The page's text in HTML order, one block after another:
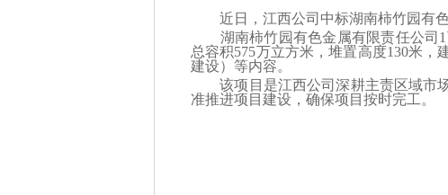
近日，江西公司中标湖南柿竹园有色
湖南柿竹园有色金属有限责任公司1
总容积575万立方米，堆置高度130米
建设）等内容。
该项目是江西公司深耕主责区域市场
准推进项目建设，确保项目按时完工。